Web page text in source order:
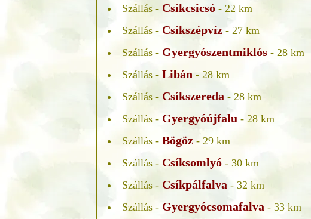
Szállás - Csíkcsicsó - 22 km
Szállás - Csíkszépvíz - 27 km
Szállás - Gyergyószentmiklós - 28 km
Szállás - Libán - 28 km
Szállás - Csíkszereda - 28 km
Szállás - Gyergyóújfalu - 28 km
Szállás - Bögöz - 29 km
Szállás - Csíksomlyó - 30 km
Szállás - Csíkpálfalva - 32 km
Szállás - Gyergyócsomafalva - 33 km